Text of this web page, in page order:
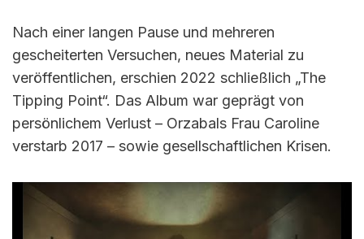
Nach einer langen Pause und mehreren
gescheiterten Versuchen, neues Material zu
veröffentlichen, erschien 2022 schließlich „The
Tipping Point“. Das Album war geprägt von
persönlichem Verlust – Orzabals Frau Caroline
verstarb 2017 – sowie gesellschaftlichen Krisen.